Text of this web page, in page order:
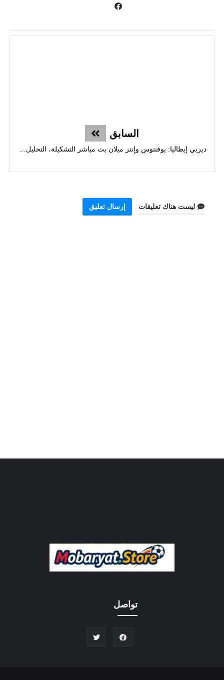
السابق
ديربي إيطاليا: يوفنتوس وإنتر ميلان بث مباشر التشكيلة، التحليل وتوقعات القمة
ليست هناك تعليقات إرسال تعليق
تواصل